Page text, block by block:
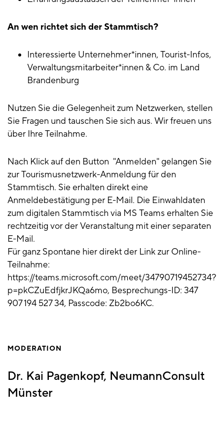
An wen richtet sich der Stammtisch?
Interessierte Unternehmer*innen, Tourist-Infos,
Verwaltungsmitarbeiter*innen & Co. im Land
Brandenburg
Nutzen Sie die Gelegenheit zum Netzwerken, stellen
Sie Fragen und tauschen Sie sich aus. Wir freuen uns
über Ihre Teilnahme.
Nach Klick auf den Button "Anmelden" gelangen Sie
zur Tourismusnetzwerk-Anmeldung für den
Stammtisch. Sie erhalten direkt eine
Anmeldebestätigung per E-Mail. Die Einwahldaten
zum digitalen Stammtisch via MS Teams erhalten Sie
rechtzeitig vor der Veranstaltung mit einer separaten
E-Mail.
Für ganz Spontane hier direkt der Link zur Online-
Teilnahme:
https://teams.microsoft.com/meet/34790719452734?
p=pkCZuEdfjkrJKQa6mo, Besprechungs-ID: 347
907 194 527 34, Passcode: Zb2bo6KC.
MODERATION
Dr. Kai Pagenkopf, NeumannConsult
Münster